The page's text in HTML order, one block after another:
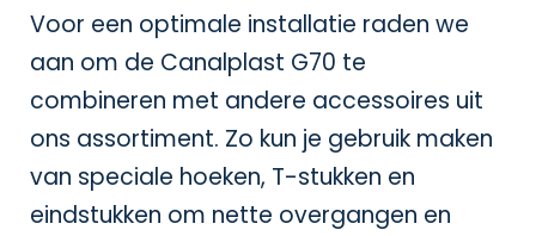
Voor een optimale installatie raden we
aan om de Canalplast G70 te
combineren met andere accessoires uit
ons assortiment. Zo kun je gebruik maken
van speciale hoeken, T-stukken en
eindstukken om nette overgangen en